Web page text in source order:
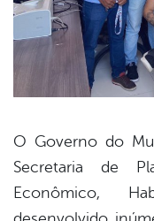
O Governo do
Secretaria de
Econômico,